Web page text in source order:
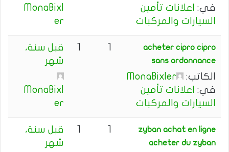
في: اعلانات تأمين
السيارات والمركبات
MonaBixl
er
acheter cipro cipro
sans ordonnance
الكاتب:
MonaBixler
في: اعلانات تأمين
السيارات والمركبات
قبل سنة،
شهر
MonaBixl
er
zyban achat en ligne
acheter du zyban
قبل سنة،
شهر